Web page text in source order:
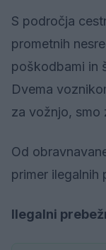
S področja
prometnih
poškodbami in
Dvema
za vožnjo, smo
Od
primer ilegalnih
Ilegalni